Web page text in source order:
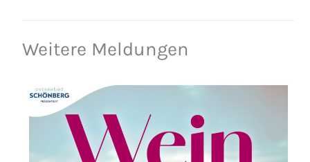
Weitere Meldungen